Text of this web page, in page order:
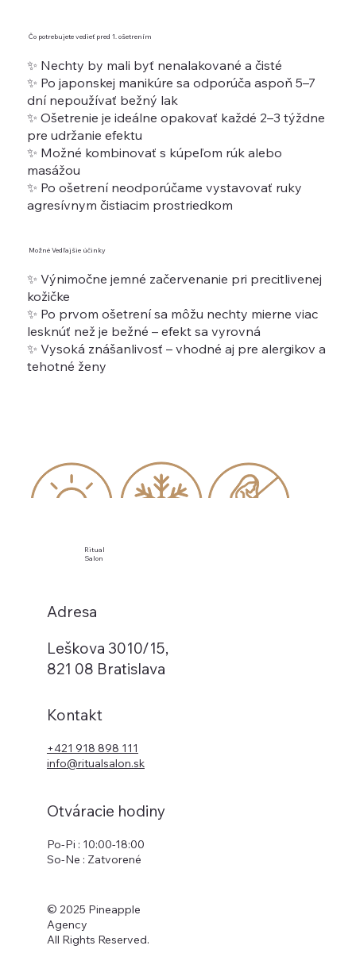
✨ Nechty by mali byť nenalakované a čisté
✨ Po japonskej manikúre sa odporúča aspoň 5–7
dní nepoužívať bežný lak
✨ Ošetrenie je ideálne opakovať každé 2–3 týždne
pre udržanie efektu
✨ Možné kombinovať s kúpeľom rúk alebo
masážou
✨ Po ošetrení neodporúčame vystavovať ruky
agresívnym čistiacim prostriedkom
Čo potrebujete vedieť pred 1. ošetrením
✨ Výnimočne jemné začervenanie pri precitlivenej
kožičke
✨ Po prvom ošetrení sa môžu nechty mierne viac
lesknúť než je bežné – efekt sa vyrovná
✨ Vysoká znášanlivosť – vhodné aj pre alergikov a
tehotné ženy
Možné Vedľajšie účinky
Ritual
Salon
Adresa
Leškova 3010/15,
821 08 Bratislava
Kontakt
+421 918 898 111
info@ritualsalon.sk
Po-Pi : 10:00-18:00
So-Ne : Zatvorené
Otváracie hodiny
© 2025 Pineapple
Agency
All Rights Reserved.